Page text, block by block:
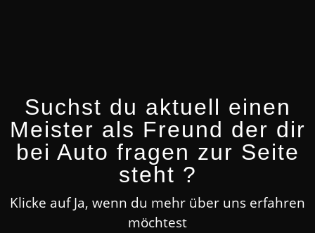
Suchst du aktuell einen
Meister als Freund der dir
bei Auto fragen zur Seite
steht ?
Klicke auf Ja, wenn du mehr über uns erfahren
möchtest